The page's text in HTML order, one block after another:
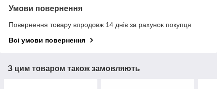
Умови повернення
Повернення товару впродовж 14 днів за рахунок покупця
Всі умови повернення
З цим товаром також замовляють